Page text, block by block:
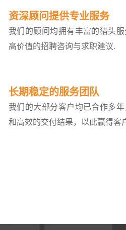
资深顾问提供专业服务
我们的顾问均拥有丰富的猎头
高价值的招聘咨询与求职建议.
长期稳定的服务团队
我们的大部分客户均已合作多
和高效的交付结果，以此赢得客